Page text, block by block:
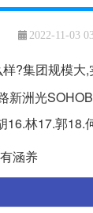
2022-11-03
?集团规模
新洲光
16.林17.郭